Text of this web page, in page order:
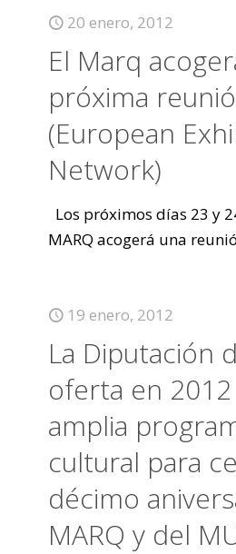
20 enero, 2012
El Marq
próxima
(European
Network)
Los próximos días 23 y
MARQ acogerá una
19 enero, 2012
La Diputación
oferta en
amplia
cultural para
décimo
MARQ y del